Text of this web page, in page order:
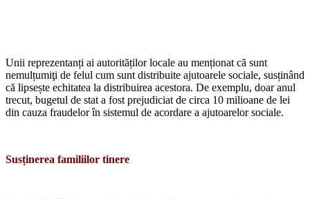
Unii reprezentanți ai autorităților lo­cale au menționat că sunt
nemulțumiţi de felul cum sunt distribuite ajutoarele sociale, susținând
că lipsește echitatea la distribuirea acestora. De exemplu, doar anul
trecut, bugetul de stat a fost prejudi­ciat de circa 10 milioane de lei
din cauza fraudelor în sistemul de acordare a aju­toarelor sociale.
Susținerea familiilor tinere